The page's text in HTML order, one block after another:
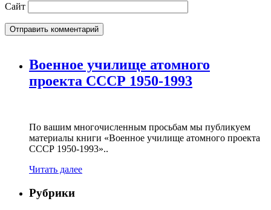
Сайт
Военное училище атомного
проекта СССР 1950-1993
По вашим многочисленным просьбам мы публикуем
материалы книги «Военное училище атомного проекта
СССР 1950-1993»..
Читать далее
Рубрики